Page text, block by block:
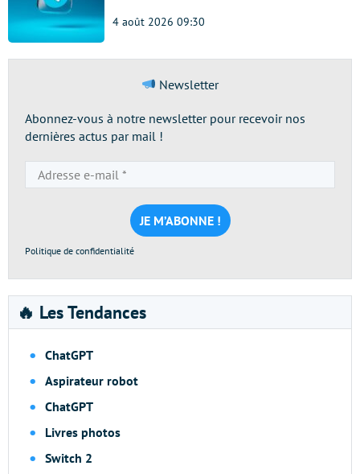
4 août 2026 09:30
Newsletter
Abonnez-vous à notre newsletter pour recevoir nos
dernières actus par mail !
e-
mail
*
Politique de confidentialité
🔥 Les Tendances
ChatGPT
Aspirateur robot
ChatGPT
Livres photos
Switch 2